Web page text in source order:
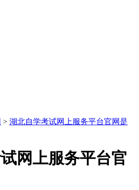
> 湖北自学考试网上服务平台官网是
网上服务平台官